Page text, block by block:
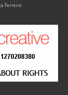
Ferreiro